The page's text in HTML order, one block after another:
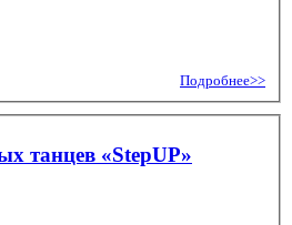
Подробнее>>
танцев «StepUP»